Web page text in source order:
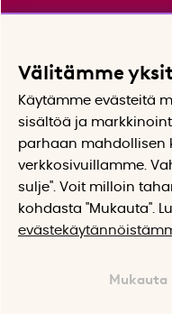
Välitämme
Käytämme evästeitä
sisältöä ja
parhaan mahdollisen
verkkosivuillamme.
sulje". Voit milloin
kohdasta "Mukauta".
Mukauta